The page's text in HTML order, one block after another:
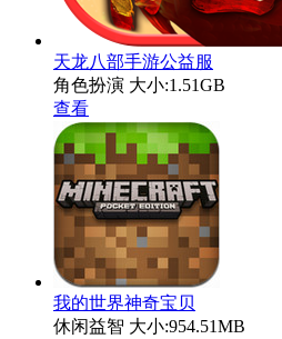
天龙八部手游公益服
角色扮演 大小:1.51GB
查看
我的世界神奇宝贝
休闲益智 大小:954.51MB